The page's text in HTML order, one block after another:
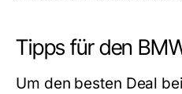
Tipps für den
Um den besten Deal